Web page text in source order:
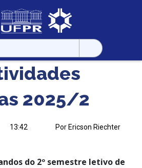
2025/2
13:42 Por Ericson Riechter
do 2º semestre letivo de